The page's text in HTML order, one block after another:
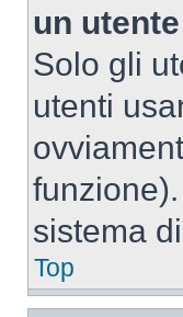
un
Solo gli
utenti
sistema
Top